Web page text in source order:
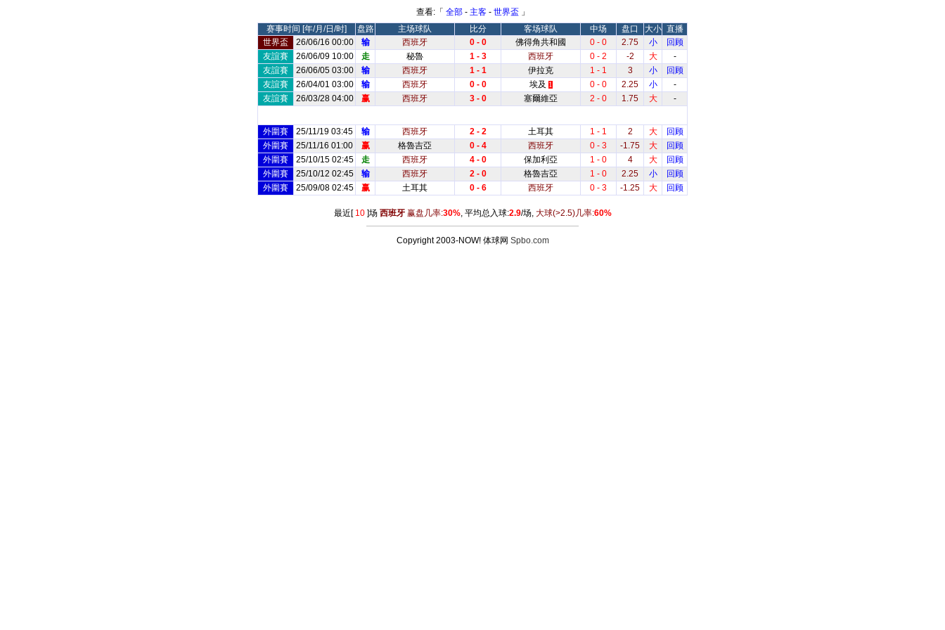
查看:「 全部- 主客- 世界盃 」
赛事时间 [年/月/日/时]
盘路 主场球队 比分 客场球队 中场 盘口 大小 直播
世界盃
26/06/16 00:00 输 西班牙 0 - 0 佛得角共和國 0 - 0 2.75 小
回顾
友誼賽
26/06/09 10:00 走 秘魯 1 - 3 西班牙 0 - 2 -2 大
-
友誼賽
26/06/05 03:00 输 西班牙 1 - 1 伊拉克 1 - 1 3 小
回顾
友誼賽
26/04/01 03:00 输 西班牙 0 - 0 埃及 1 0 - 0 2.25 小
-
友誼賽
26/03/28 04:00 赢 西班牙 3 - 0 塞爾維亞 2 - 0 1.75 大 -
外圍賽 25/11/19 03:45 输 西班牙 2 - 2 土耳其 1 - 1 2 大
回顾
外圍賽
25/11/16 01:00 赢 格魯吉亞 0 - 4 西班牙 0 - 3 -1.75 大
回顾
外圍賽
25/10/15 02:45 走 西班牙 4 - 0 保加利亞 1 - 0 4 大
回顾
外圍賽
25/10/12 02:45 输 西班牙 2 - 0 格魯吉亞 1 - 0 2.25 小
回顾
外圍賽
25/09/08 02:45 赢 土耳其 0 - 6 西班牙 0 - 3 -1.25 大 回顾
最近[ 10]场 西班牙赢盘几率:30%, 平均总入球:2.9/场, 大球(>2.5)几率:60%
Copyright 2003-NOW! 体球网 Spbo.com